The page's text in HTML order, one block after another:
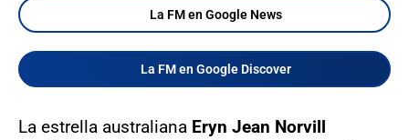
La FM en Google News
La FM en Google Discover
La estrella australiana Eryn Jean Norvill